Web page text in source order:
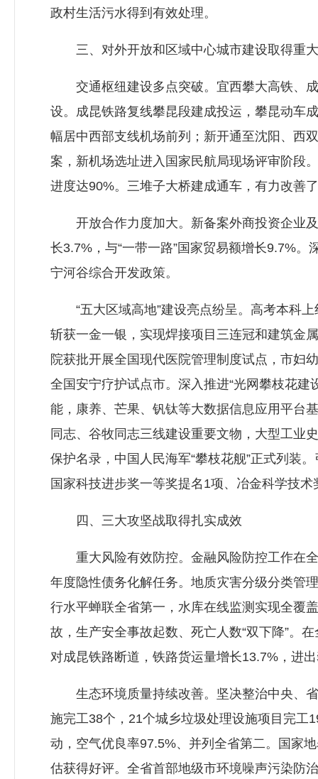
政村生活污水得到有效处理。
三、对外开放和区域中心城市建设取得重
交通枢纽建设多点突破。宜西攀大高铁、成
设。成昆铁路复线攀昆段建成投运，攀昆动车
幅居中西部支线机场前列；新开通至沈阳、西
案，新机场选址进入国家民航局现场评审阶段
进度达90%。三堆子大桥建成通车，有力改善
开放合作力度加大。新备案外商投资企业及
长3.7%，与“一带一路”国家贸易额增长9.7%
宁河谷综合开发政策。
“五大区域高地”建设亮点纷呈。高考本科上
斩获一金一银，实现焊接项目三连冠和建筑金
院获批开展全国现代医院管理制度试点，市妇
全国安宁疗护试点市。深入推进“光网攀枝花建
能，康养、芒果、钒钛等大数据信息应用平台
同志、谷牧同志三线建设重要文物，大型工业
保护名录，中国人民海军“攀枝花舰”正式列装
国家科技进步奖一等奖提名1项、冶金科学技
四、三大攻坚战取得扎实成效
重大风险有效防控。金融风险防控工作在全
年度隐性债务化解任务。地质灾害分级分类管
行水平蝉联全省第一，水库在线监测实现全覆
故，生产安全事故起数、死亡人数“双下降”。
对成昆铁路断道，铁路货运量增长13.7%，进
生态环境质量持续改善。坚决整治中央、省
施完工38个，21个城乡垃圾处理设施项目完工
动，空气优良率97.5%、并列全省第二。国家
估获得好评。全省首部地级市环境噪声污染防